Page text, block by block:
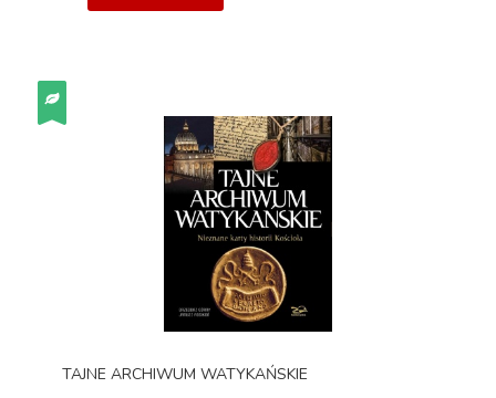
TAJNE ARCHIWUM WATYKAŃSKIE